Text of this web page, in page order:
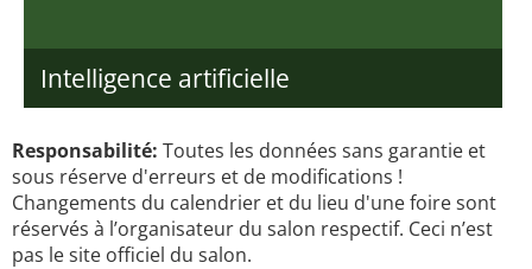
Intelligence artificielle
Responsabilité: Toutes les données sans garantie et
sous réserve d'erreurs et de modifications !
Changements du calendrier et du lieu d'une foire sont
réservés à l’organisateur du salon respectif. Ceci n’est
pas le site officiel du salon.